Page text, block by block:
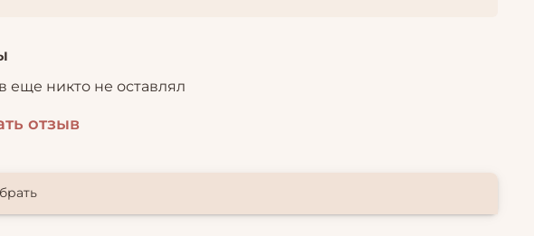
еще никто не оставлял
отзыв